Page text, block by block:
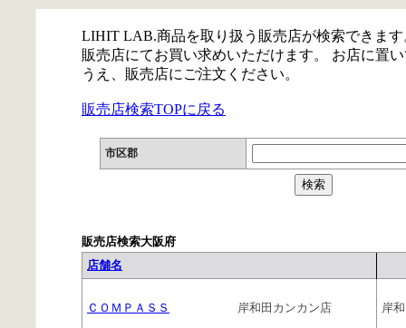
LIHIT LAB.商品を取り扱う販売店が検索できま
販売店にてお買い求めいただけます。 お店に置
うえ、販売店にご注文ください。
販売店検索TOPに戻る
市区郡
販売店検索大阪府
店舗名
ＣＯＭＰＡＳＳ 岸和田カンカン店 岸